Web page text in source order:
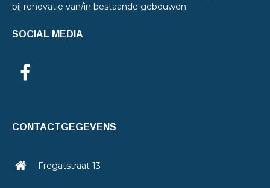
bij renovatie van/in bestaande gebouwen.
SOCIAL MEDIA
CONTACTGEGEVENS
Fregatstraat 13